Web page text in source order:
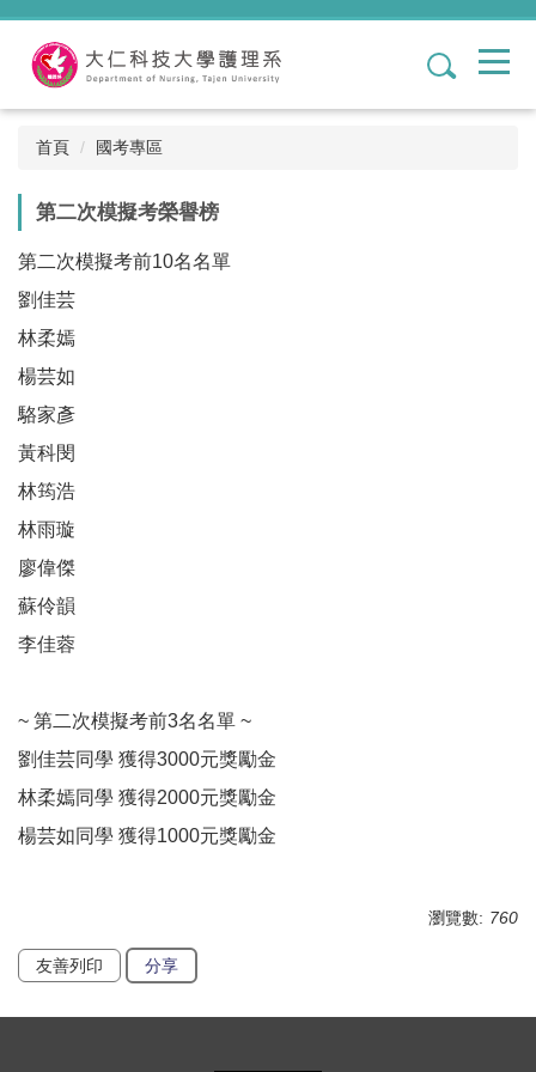
跳
內
1
首頁 國考專區
第二次模擬考榮譽榜
第二次模擬考前10名名單
劉佳芸
林柔嫣
楊芸如
駱家彥
黃科閔
林筠浩
林雨璇
廖偉傑
蘇伶韻
李佳蓉
~ 第二次模擬考前3名名單 ~
劉佳芸同學 獲得3000元獎勵金
林柔嫣同學 獲得2000元獎勵金
楊芸如同學 獲得1000元獎勵金
瀏覽數: 760
友善列印 分享